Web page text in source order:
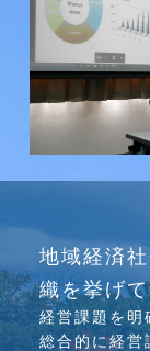
介護ソリュ
行っていま
地域経済
織を挙げ
経営課題を明
総合的に経営